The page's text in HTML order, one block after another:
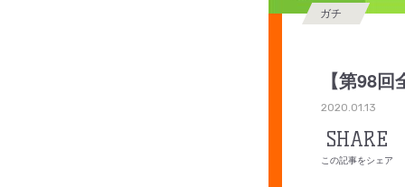
【第98
ガチ
2020.01.13
SHARE
この記事をシェア